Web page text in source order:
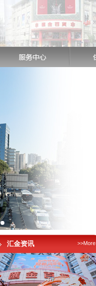
>>More
汇金资讯